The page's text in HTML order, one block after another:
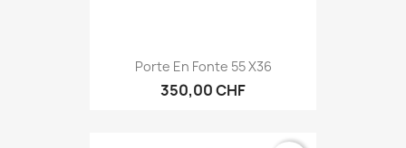
Porte En Fonte 55 X36
350,00 CHF